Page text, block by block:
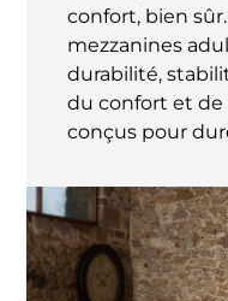
confort, bien
mezzanines
durabilité,
du confort et de
conçus pour